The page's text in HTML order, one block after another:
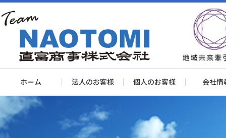
ホーム 法人のお客様 個人のお客様 会社情